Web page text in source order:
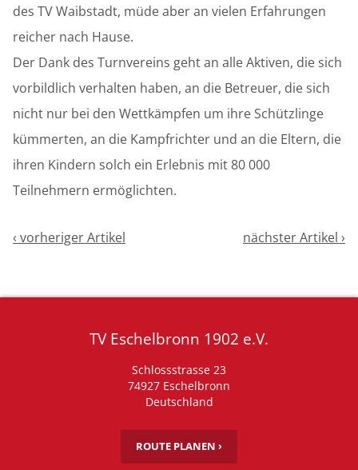
des TV Waibstadt, müde aber an vielen Erfahrungen
reicher nach Hause.
Der Dank des Turnvereins geht an alle Aktiven, die sich
vorbildlich verhalten haben, an die Betreuer, die sich
nicht nur bei den Wettkämpfen um ihre Schützlinge
kümmerten, an die Kampfrichter und an die Eltern, die
ihren Kindern solch ein Erlebnis mit 80 000
Teilnehmern ermöglichten.
‹ vorheriger Artikel nächster Artikel ›
TV Eschelbronn 1902 e.V.
Schlossstrasse 23
74927 Eschelbronn
Deutschland
ROUTE PLANEN ›